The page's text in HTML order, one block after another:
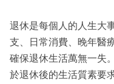
退休是每個人的人生大
支、日常消費、晚年醫
確保退休生活萬無一失
於退休後的生活質素要